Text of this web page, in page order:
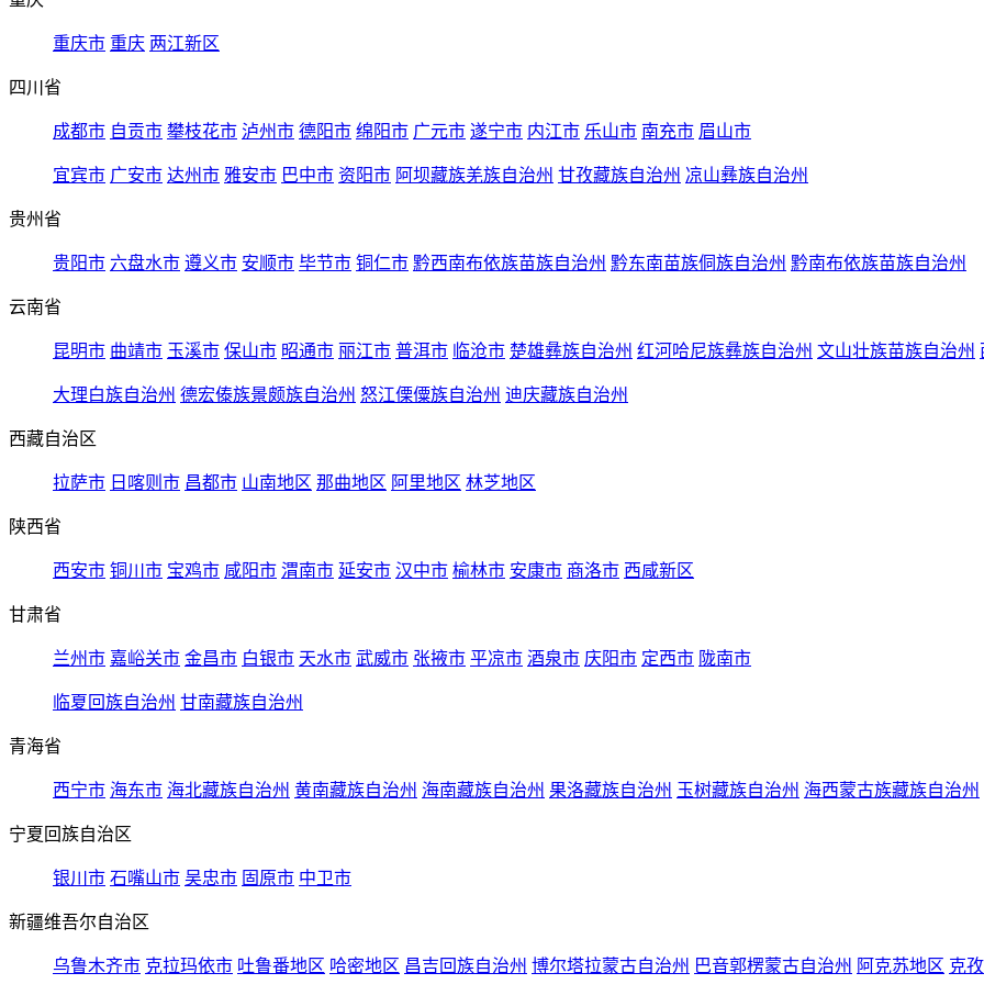
重庆市 重庆 两江新区
四川省
成都市 自贡市 攀枝花市 泸州市 德阳市 绵阳市 广元市 遂宁市 内江市 乐山市 南充市 眉山市
宜宾市 广安市 达州市 雅安市 巴中市 资阳市 阿坝藏族羌族自治州 甘孜藏族自治州 凉山彝族自治州
贵州省
贵阳市 六盘水市 遵义市 安顺市 毕节市 铜仁市 黔西南布依族苗族自治州 黔东南苗族侗族自治州 黔南布依族苗族自治州
云南省
昆明市 曲靖市 玉溪市 保山市 昭通市 丽江市 普洱市 临沧市 楚雄彝族自治州 红河哈尼族彝族自治州 文山壮族苗族自治州
大理白族自治州 德宏傣族景颇族自治州 怒江傈僳族自治州 迪庆藏族自治州
西藏自治区
拉萨市 日喀则市 昌都市 山南地区 那曲地区 阿里地区 林芝地区
陕西省
西安市 铜川市 宝鸡市 咸阳市 渭南市 延安市 汉中市 榆林市 安康市 商洛市 西咸新区
甘肃省
兰州市 嘉峪关市 金昌市 白银市 天水市 武威市 张掖市 平凉市 酒泉市 庆阳市 定西市 陇南市
临夏回族自治州 甘南藏族自治州
青海省
西宁市 海东市 海北藏族自治州 黄南藏族自治州 海南藏族自治州 果洛藏族自治州 玉树藏族自治州 海西蒙古族藏族自治州
宁夏回族自治区
银川市 石嘴山市 吴忠市 固原市 中卫市
新疆维吾尔自治区
乌鲁木齐市 克拉玛依市 吐鲁番地区 哈密地区 昌吉回族自治州 博尔塔拉蒙古自治州 巴音郭楞蒙古自治州 阿克苏地区 克